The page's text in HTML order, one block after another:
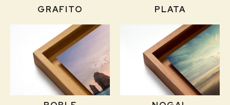
GRAFITO PLATA